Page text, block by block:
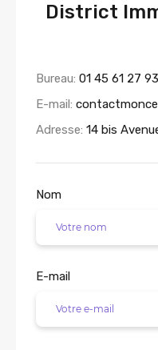
District
Bureau: 01 45 61 27 93
E-mail:
Adresse: 14 bis
Nom
E-mail